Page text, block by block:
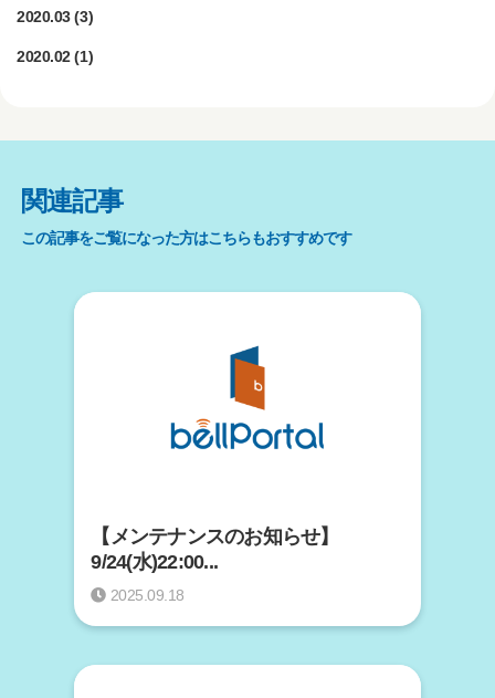
2020.03(3)
2020.02(1)
関連記事
この記事をご覧になった方はこちらもおすすめです
【メンテナンスのお知らせ】
9/24(水)22:00...
2025.09.18